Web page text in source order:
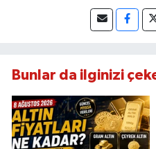
Bunlar da ilginizi